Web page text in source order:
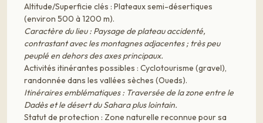
Altitude/Superficie clés : Plateaux semi-désertiques
(environ 500 à 1200 m).
Caractère du lieu : Paysage de plateau accidenté,
contrastant avec les montagnes adjacentes ; très peu
peuplé en dehors des axes principaux.
Activités itinérantes possibles : Cyclotourisme (gravel),
randonnée dans les vallées sèches (Oueds).
Itinéraires emblématiques : Traversée de la zone entre le
Dadès et le désert du Sahara plus lointain.
Statut de protection : Zone naturelle reconnue pour sa